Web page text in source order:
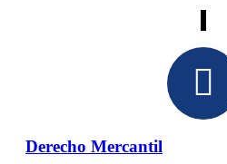
Derecho Mercantil